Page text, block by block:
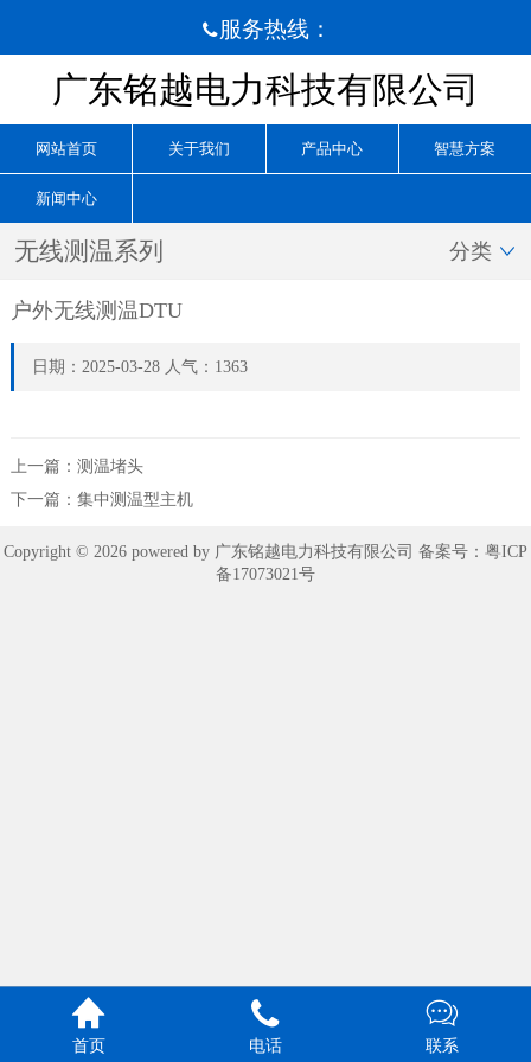
服务热线：
广东铭越电力科技有限公司
网站首页 关于我们 产品中心 智慧方案
新闻中心
无线测温系列 分类 
户外无线测温DTU
日期：2025-03-28 人气：1363
上一篇： 测温堵头
下一篇： 集中测温型主机
Copyright © 2026 powered by 广东铭越电力科技有限公司 备案号： 粤ICP
备17073021号

首页

电话

联系